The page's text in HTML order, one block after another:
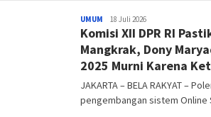
UMUM Belarakyat
18 Juli 2026
Komisi XII DPR RI
Mangkrak, Dony
2025 Murni Karena
JAKARTA – BELA RAKYAT –
pengembangan sistem